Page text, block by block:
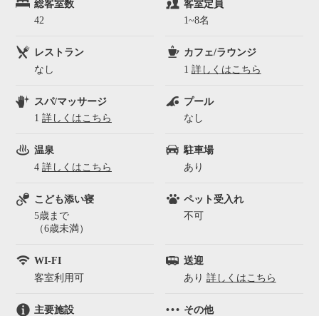
総客室数
42
客室定員
1~8名
レストラン
なし
カフェ/ラウンジ
1 詳しくはこちら
スパ/マッサージ
1 詳しくはこちら
プール
なし
温泉
4 詳しくはこちら
駐車場
あり
こども添い寝
5歳まで
（6歳未満）
ペット受入れ
不可
WI-FI
客室利用可
送迎
あり 詳しくはこちら
主要施設
その他